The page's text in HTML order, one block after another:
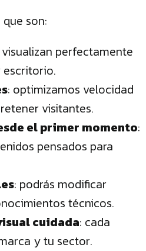
son:
visualizan perfectamente
: optimizamos velocidad
visitantes.
el primer momento:
pensados para
: podrás modificar
técnicos.
cuidada: cada
y tu sector.